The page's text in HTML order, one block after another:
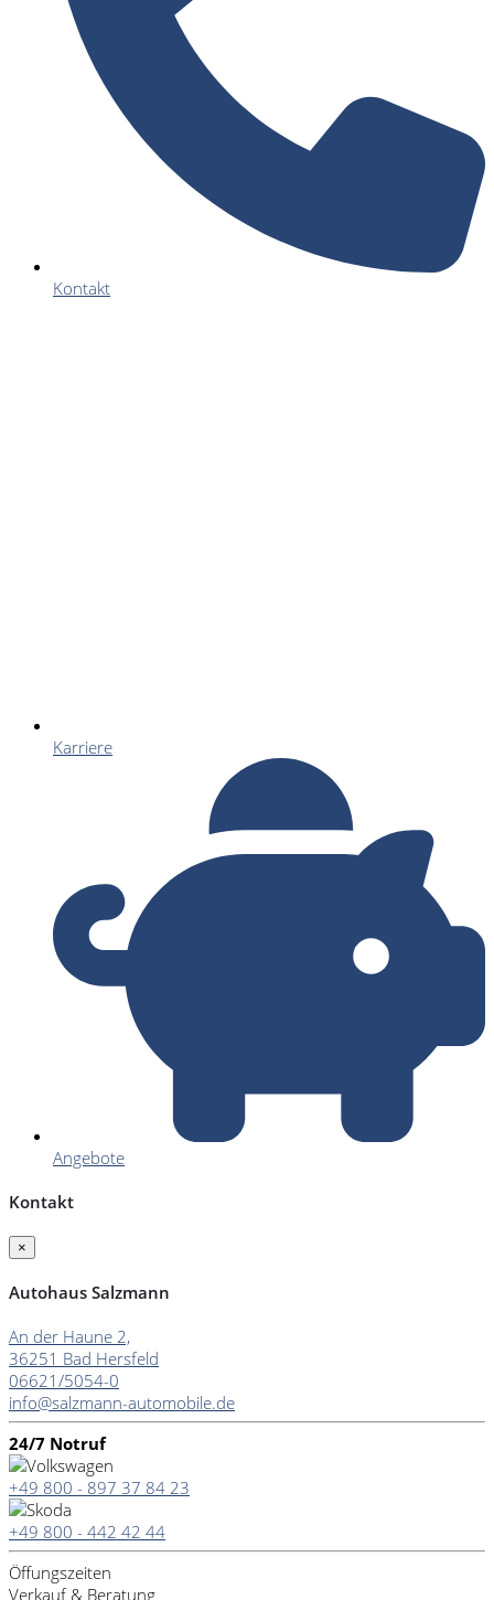
Kontakt
Karriere
Angebote
Kontakt
×
Autohaus Salzmann
An der Haune 2,
36251 Bad Hersfeld
06621/5054-0
info@salzmann-automobile.de
24/7 Notruf
+49 800 - 897 37 84 23
+49 800 - 442 42 44
Öffungszeiten
Verkauf & Beratung